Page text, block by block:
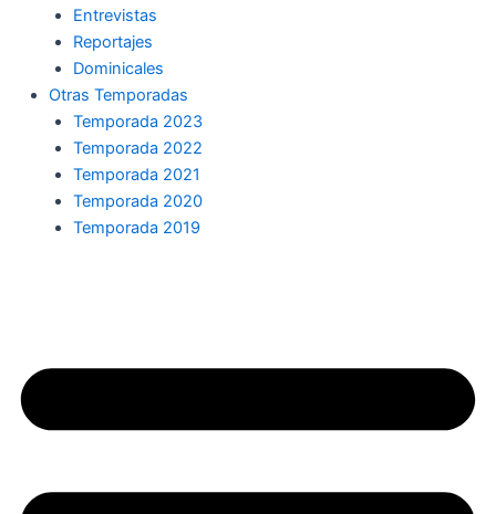
Entrevistas
Reportajes
Dominicales
Otras Temporadas
Temporada 2023
Temporada 2022
Temporada 2021
Temporada 2020
Temporada 2019